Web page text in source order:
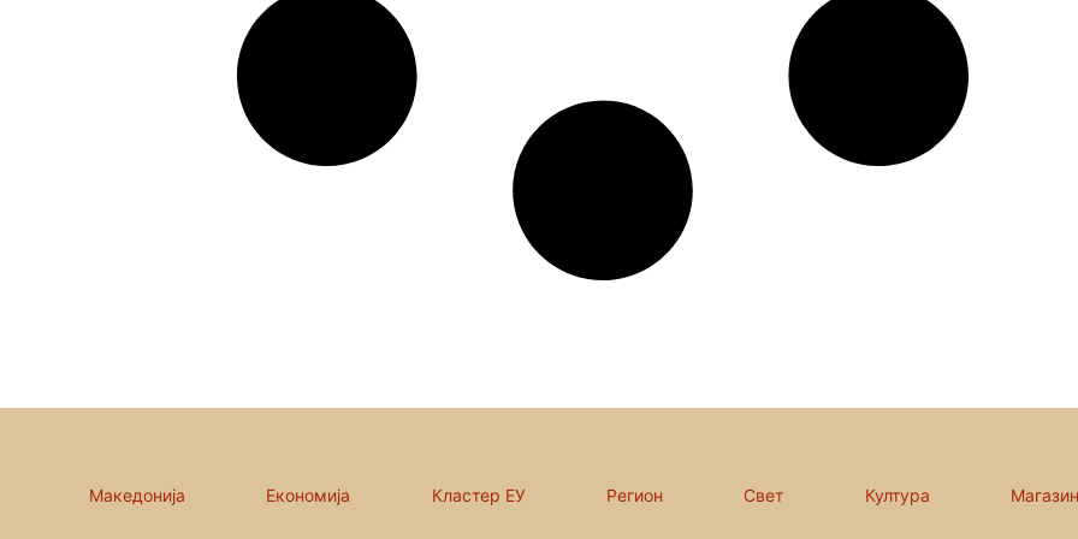
Македонија Економија Кластер ЕУ Регион Свет Култура Магазин